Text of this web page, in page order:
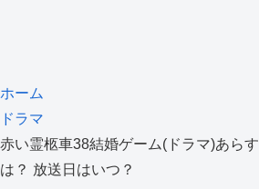
ホーム
ドラマ
赤い霊柩車38結婚ゲーム(ドラマ)あら
は？ 放送日はいつ？